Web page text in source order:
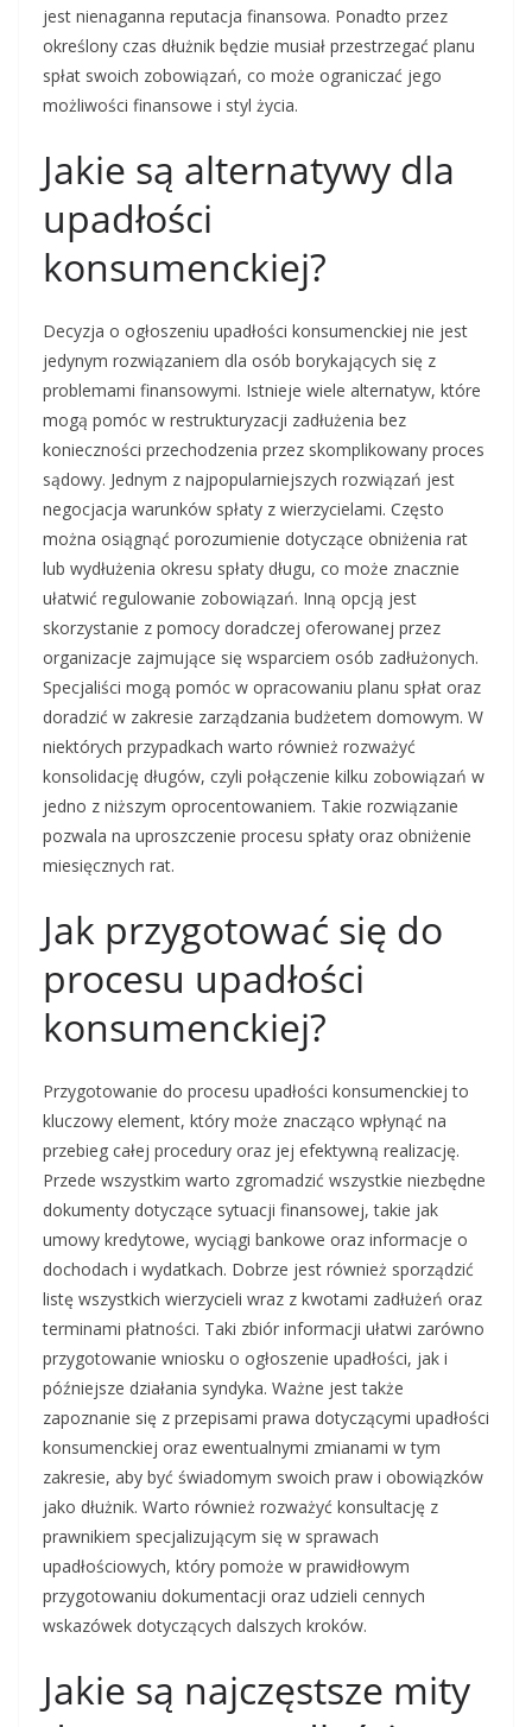
jest nienaganna reputacja finansowa. Ponadto przez
określony czas dłużnik będzie musiał przestrzegać planu
spłat swoich zobowiązań, co może ograniczać jego
możliwości finansowe i styl życia.
Jakie są alternatywy dla
upadłości
konsumenckiej?
Decyzja o ogłoszeniu upadłości konsumenckiej nie jest
jedynym rozwiązaniem dla osób borykających się z
problemami finansowymi. Istnieje wiele alternatyw, które
mogą pomóc w restrukturyzacji zadłużenia bez
konieczności przechodzenia przez skomplikowany proces
sądowy. Jednym z najpopularniejszych rozwiązań jest
negocjacja warunków spłaty z wierzycielami. Często
można osiągnąć porozumienie dotyczące obniżenia rat
lub wydłużenia okresu spłaty długu, co może znacznie
ułatwić regulowanie zobowiązań. Inną opcją jest
skorzystanie z pomocy doradczej oferowanej przez
organizacje zajmujące się wsparciem osób zadłużonych.
Specjaliści mogą pomóc w opracowaniu planu spłat oraz
doradzić w zakresie zarządzania budżetem domowym. W
niektórych przypadkach warto również rozważyć
konsolidację długów, czyli połączenie kilku zobowiązań w
jedno z niższym oprocentowaniem. Takie rozwiązanie
pozwala na uproszczenie procesu spłaty oraz obniżenie
miesięcznych rat.
Jak przygotować się do
procesu upadłości
konsumenckiej?
Przygotowanie do procesu upadłości konsumenckiej to
kluczowy element, który może znacząco wpłynąć na
przebieg całej procedury oraz jej efektywną realizację.
Przede wszystkim warto zgromadzić wszystkie niezbędne
dokumenty dotyczące sytuacji finansowej, takie jak
umowy kredytowe, wyciągi bankowe oraz informacje o
dochodach i wydatkach. Dobrze jest również sporządzić
listę wszystkich wierzycieli wraz z kwotami zadłużeń oraz
terminami płatności. Taki zbiór informacji ułatwi zarówno
przygotowanie wniosku o ogłoszenie upadłości, jak i
późniejsze działania syndyka. Ważne jest także
zapoznanie się z przepisami prawa dotyczącymi upadłości
konsumenckiej oraz ewentualnymi zmianami w tym
zakresie, aby być świadomym swoich praw i obowiązków
jako dłużnik. Warto również rozważyć konsultację z
prawnikiem specjalizującym się w sprawach
upadłościowych, który pomoże w prawidłowym
przygotowaniu dokumentacji oraz udzieli cennych
wskazówek dotyczących dalszych kroków.
Jakie są najczęstsze mity